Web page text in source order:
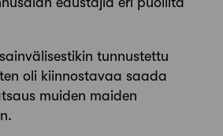
tunnustettu
oli kiinnostavaa saada
muiden maiden